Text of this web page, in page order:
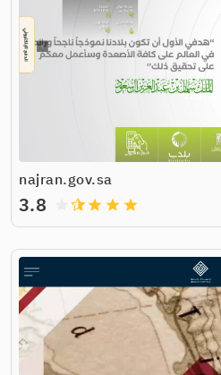
najran.gov.sa
grade
grade
grade
3.8